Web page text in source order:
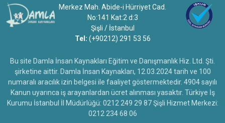
Merkez Mah. Abide-i Hürriyet Cad.
No:141 Kat:2 d:3
Şişli / İstanbul
Tel: (+90212) 291 53 56
Bu site Damla İnsan Kaynakları Eğitim ve Danışmanlık Hiz. Ltd. Şti.
şirketine aittir. Damla İnsan Kaynakları, 12.03.2024 tarih ve 100
numaralı aracılık izin belgesi ile faaliyet göstermektedir. 4904 sayılı
Kanun uyarınca iş arayanlardan ücret alınması yasaktır. Türkiye İş
Kurumu İstanbul İl Müdürlüğü: 0212 249 29 87 Şişli Hizmet Merkezi:
0212 234 68 06